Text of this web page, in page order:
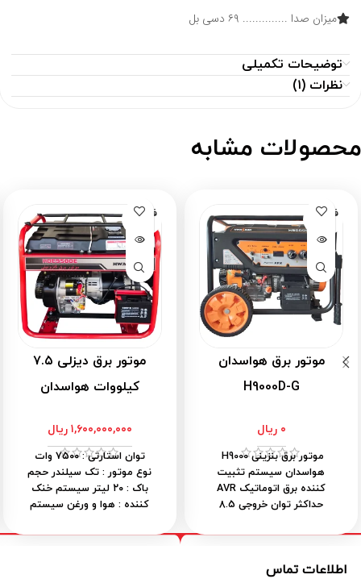
میزان صدا ..............
توضیحات تکمیلی
نظرات (۱)
مشابه
فروخته
موتور برق هواسدان
H9000D-G
۰ ریال
موتور برق بنزینی H9000
هواسدان سیستم تثبیت
کننده برق اتوماتیک AVR
حداکثر توان خروجی 8.5
کیلووات یک سال گارانتی
فروخته
موتور برق دیزلی ۷.۵
کیلووات هواسدان
۱,۶۰۰,۰۰۰,۰۰۰ ریال
توان استارتی: ۷۵۰۰ وات
نوع موتور: تک سیلندر حجم
باک : ۲۰ لیتر
سیستم خنک
کننده : هوا و ورغن سیستم
ساعت کار مجاز دستگاه
: ۱۶
اطلاعات تماس